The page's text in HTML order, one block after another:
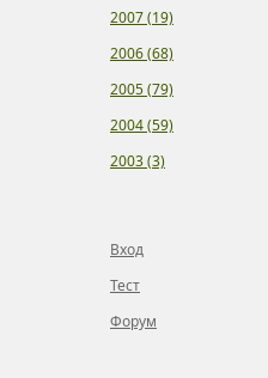
2007 (19)
2006 (68)
2005 (79)
2004 (59)
2003 (3)
Вход
Тест
Форум